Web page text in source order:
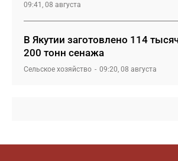
09:41, 08 августа
В Якутии заготовлено 114
200 тонн сенажа
Сельское хозяйство 09:20, 08 августа